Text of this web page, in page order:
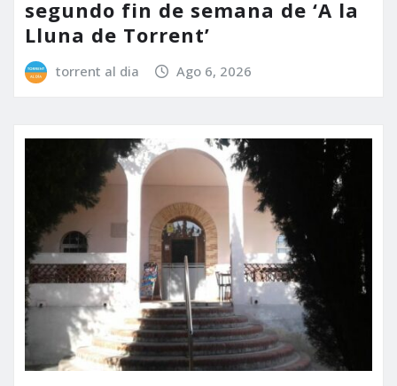
segundo fin de semana de ‘A la
Lluna de Torrent’
torrent al dia Ago 6, 2026